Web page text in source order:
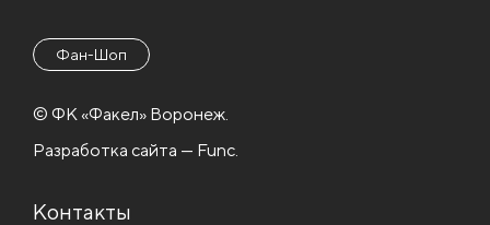
Фан-Шоп
© ФК «Факел» Воронеж.
Разработка сайта — Func.
Контакты